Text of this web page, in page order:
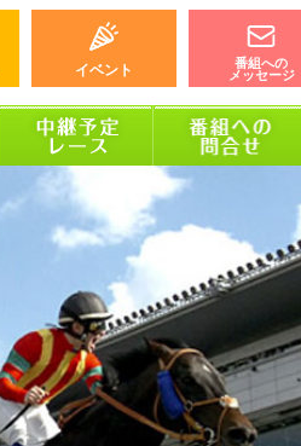
イベント
番組への
メッセージ